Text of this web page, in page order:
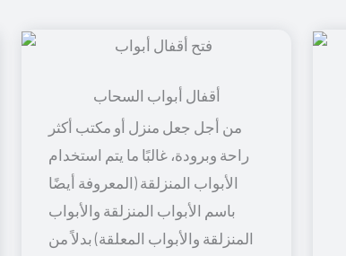
أقفال أبواب السحاب
من أجل جعل منزل أو مكتب أكثر
راحة وبرودة، غالبًا ما يتم استخدام
الأبواب المنزلقة (المعروفة أيضًا
باسم الأبواب المنزلقة والأبواب
المنزلقة والأبواب المعلقة) بدلاً من